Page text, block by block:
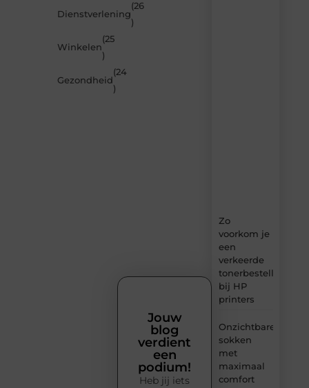
Dienstverlening
(26
)
Winkelen
(25
)
Gezondheid
(24
)
Zo
voorkom je
een
verkeerde
tonerbestelling
bij HP
printers
Onzichtbare
sokken
met
maximaal
comfort
Jouw
blog
verdient
een
podium!
Heb jij iets